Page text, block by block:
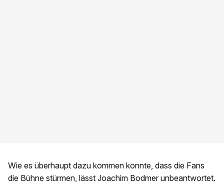
Wie es überhaupt dazu kommen konnte, dass die Fans
die Bühne stürmen, lässt Joachim Bodmer unbeantwortet.